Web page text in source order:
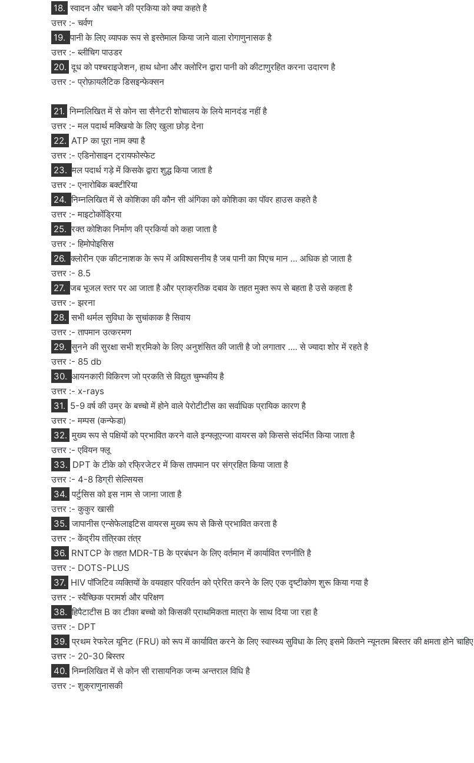
18. स्वादन और चबाने की प्रकिया को क्या कहते है
उत्तर :- चर्वण
19. पानी के लिए व्यापक रूप से इस्तेमाल किया जाने वाला रोगाणुनासक है
उत्तर :- ब्लीचिग पाउडर
20. दूध को पश्चराइजेशन, हाथ धोना और क्लोरिन द्वारा पानी को कीटाणुरहित करना उदारण है
उत्तर :- प्रोफ़ायलैटिक डिसइन्फेक्सन
21. निम्नलिखित में से कोन सा सैनेटरी शोचालय के लिये मानदंड नहीं है
उत्तर :- मल पदार्थ मक्खियो के लिए खुला छोड़ देना
22. ATP का पूरा नाम क्या है
उत्तर :- एडिनोसाइन ट्रायफोस्फेट
23. मल पदार्थ गड़े में किसके द्वारा शुद्ध किया जाता है
उत्तर :- एनारोबिक बक्टीरिया
24. निम्नलिखित में से कोशिका की कौन सी अंगिका को कोशिका का पॉवर हाउस कहते है
उत्तर :- माइटोकोंड्रिया
25. रक्त कोशिका निर्माण की प्रकिर्या को कहा जाता है
उत्तर :- हिमोपोइसिस
26. क्लोरीन एक कीटनाशक के रूप में अविश्वसनीय है जब पानी का पिएच मान … अधिक हो जाता है
उत्तर :- 8.5
27. जब भूजल स्तर पर आ जाता है और प्राक्रतिक दबाव के तहत मुक्त रूप से बहता है उसे कहता है
उत्तर :- झरना
28. सभी थर्मल सुविधा के सुचांकाक है सिवाय
उत्तर :- तापमान उत्करमण
29. सुनने की सुरक्षा सभी श्रमिको के लिए अनुशंसित की जाती है जो लगातार …. से ज्यादा शोर में रहते है
उत्तर :- 85 db
30. आयनकारी विकिरण जो प्रकति से विद्युत चुम्भ्कीय है
उत्तर :- x-rays
31. 5-9 वर्ष की उम्र के बच्चो में होने वाले पेरोटीटीस का सर्वाधिक प्रायिक कारण है
उत्तर :- मम्पस (कन्फेडा)
32. मुख्य रूप से पक्षियों को प्रभावित करने वाले इन्फ्लूएन्जा वायरस को किससे संदर्भित किया जाता है
उत्तर :- एवियन फ्लू
33. DPT के टीके को रफ्रिजेटर में किस तापमान पर संग्रहित किया जाता है
उत्तर :- 4-8 डिग्री सेल्सियस
34. पर्टुसिस को इस नाम से जाना जाता है
उत्तर :- कुकुर खासी
35. जापानीस एन्सेफेलाइटिस वायरस मुख्य रूप से किसे प्रभावित करता है
उत्तर :- केंद्रीय तंत्रिका तंत्र
36. RNTCP के तहत MDR-TB के प्रबंधन के लिए वर्तमान में कार्यावित रणनीति है
उत्तर :- DOTS-PLUS
37. HIV पॉजिटिव व्यक्तियों के वयवहार परिवर्तन को प्रेरित करने के लिए एक दृष्टीकोण शुरू किया गया है
उत्तर :- स्वैच्छिक परामर्श और परिक्षण
38. हिपैटाटीस B का टीका बच्चो को किसकी प्राथमिकता मात्रा के साथ दिया जा रहा है
उत्तर :- DPT
39. प्रथम रेफरेल यूनिट (FRU) को रूप में कार्यावित करने के लिए स्वास्थ्य सुविधा के लिए इसमे कितने न्यूनतम बिस्तर की क्षमता होने चाहिए
उत्तर :- 20-30 बिस्तर
40. निम्नलिखित में से कोन सी रासायनिक जन्म अन्तराल विधि है
उत्तर :- शुक्राणुनासकी